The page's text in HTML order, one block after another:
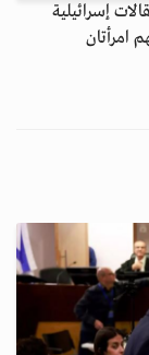
إسرائيلية
بينهم امرأتان